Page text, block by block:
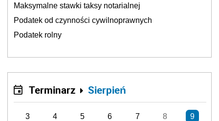
Maksymalne stawki taksy notarialnej
Podatek od czynności cywilnoprawnych
Podatek rolny
Terminarz Sierpień
3 4 5 6 7 8 9